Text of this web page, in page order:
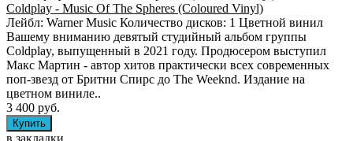
Coldplay - Music Of The Spheres (Coloured Vinyl)
Лейбл: Warner Music Количество дисков: 1 Цветной винил
Вашему вниманию девятый студийный альбом группы
Coldplay, выпущенный в 2021 году. Продюсером выступил
Макс Мартин - автор хитов практически всех современных
поп-звезд от Бритни Спирс до The Weeknd. Издание на
цветном виниле..
3 400 руб.
в закладки